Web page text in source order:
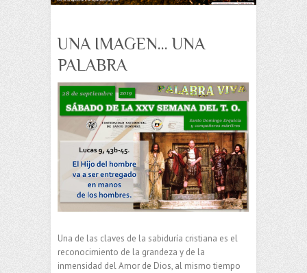
UNA IMAGEN… UNA
PALABRA
Una de las claves de la sabiduría cristiana es el
reconocimiento de la grandeza y de la
inmensidad del Amor de Dios, al mismo tiempo